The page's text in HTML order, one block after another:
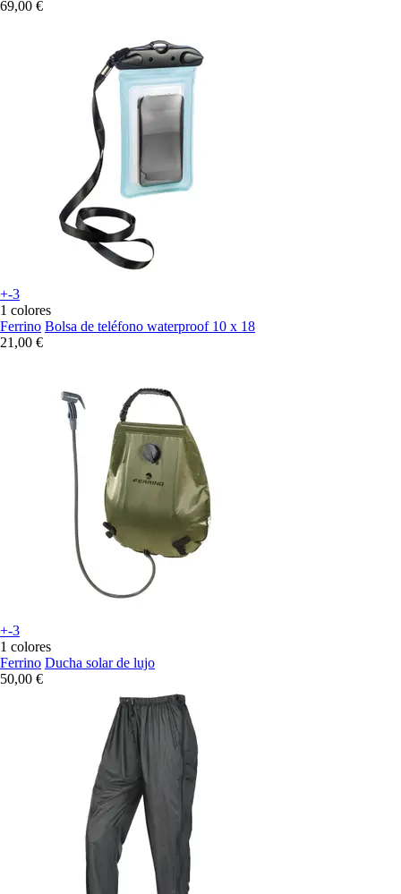
69,00 €
+-3
1 colores
Ferrino Bolsa de teléfono waterproof 10 x 18
21,00 €
+-3
1 colores
Ferrino Ducha solar de lujo
50,00 €